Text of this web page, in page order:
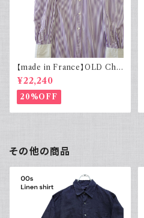
【made in France】OLD Cha
rvet ストライプ 切り替え 紫
¥22,240
20%OFF
その他の商品